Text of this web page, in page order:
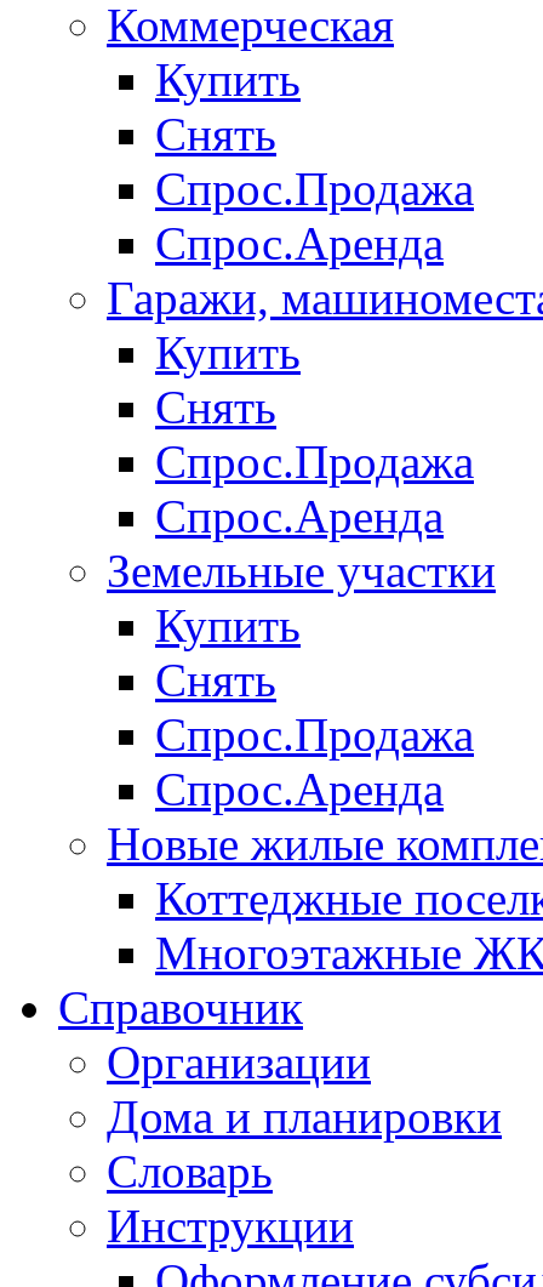
Коммерческая
Купить
Снять
Спрос.Продажа
Спрос.Аренда
Гаражи,
Купить
Снять
Спрос.Продажа
Спрос.Аренда
Земельные участки
Купить
Снять
Спрос.Продажа
Спрос.Аренда
Новые жилые
Коттеджные
Многоэтажные
Справочник
Организации
Дома и планировки
Словарь
Инструкции